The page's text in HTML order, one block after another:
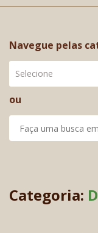
Navegue pelas
Selecione
ou
Categoria: